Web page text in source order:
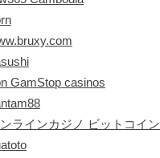
GamStop casinos
ラインカジノ ビットコイン